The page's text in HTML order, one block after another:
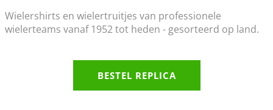
Wielershirts en wielertruitjes van professionele
wielerteams vanaf 1952 tot heden - gesorteerd op land.
BESTEL REPLICA